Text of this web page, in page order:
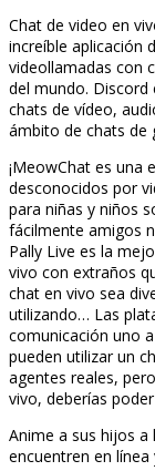
Chat de video en
increíble aplicación
videollamadas con
del mundo. Discord
chats de vídeo,
ámbito de chats de
¡MeowChat es una
desconocidos por
para niñas y niños
fácilmente amigos
Pally Live es la
vivo con extraños
chat en vivo sea
utilizando… Las
comunicación uno
pueden utilizar un
agentes reales,
vivo, deberías
Anime a sus hijos a
encuentren en